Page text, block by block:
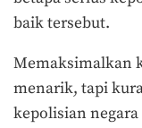
baik tersebut.
Memaksimalkan
menarik, tapi
kepolisian